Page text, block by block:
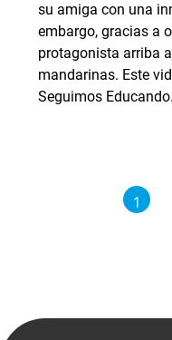
su amiga con una
embargo, gracias a
protagonista arriba
mandarinas. Este
Seguimos Educando.
1